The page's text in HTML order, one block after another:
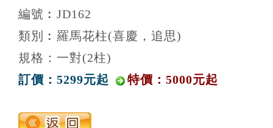
編號︰JD162
類別︰羅馬花柱(喜慶，追思)
規格：一對(2柱)
訂價：5299元起
特價：5000元起